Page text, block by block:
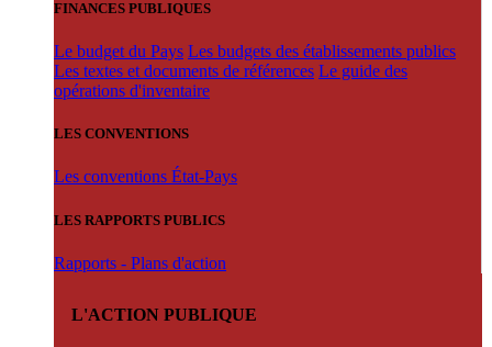
FINANCES PUBLIQUES
Le budget du Pays Les budgets des établissements publics
Les textes et documents de références Le guide des
opérations d'inventaire
LES CONVENTIONS
Les conventions État-Pays
LES RAPPORTS PUBLICS
Rapports - Plans d'action
L'ACTION PUBLIQUE